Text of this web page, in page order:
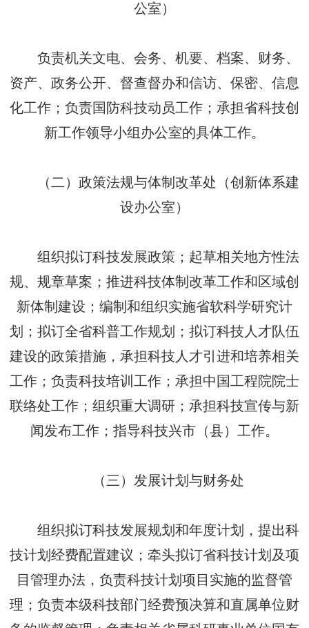
公室）
负责机关文电、会务、机要、档案、财务、
资产、政务公开、督查督办和信访、保密、信息
化工作；负责国防科技动员工作；承担省科技创
新工作领导小组办公室的具体工作。
（二）政策法规与体制改革处（创新体系建
设办公室）
组织拟订科技发展政策；起草相关地方性法
规、规章草案；推进科技体制改革工作和区域创
新体制建设；编制和组织实施省软科学研究计
划；拟订全省科普工作规划；拟订科技人才队伍
建设的政策措施，承担科技人才引进和培养相关
工作；负责科技培训工作；承担中国工程院院士
联络处工作；组织重大调研；承担科技宣传与新
闻发布工作；指导科技兴市（县）工作。
（三）发展计划与财务处
组织拟订科技发展规划和年度计划，提出科
技计划经费配置建议；牵头拟订省科技计划及项
目管理办法，负责科技计划项目实施的监督管
理；负责本级科技部门经费预决算和直属单位财